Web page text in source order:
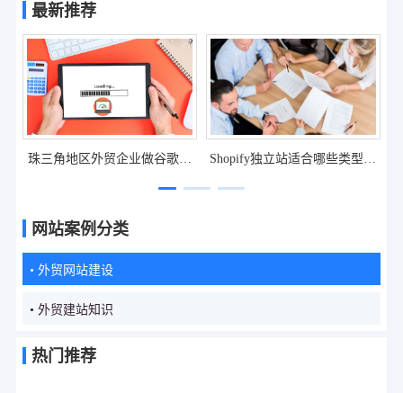
最新推荐
珠三角地区外贸企业做谷歌推
Shopify独立站适合哪些类型的
网站案例分类
• 外贸网站建设
• 外贸建站知识
热门推荐